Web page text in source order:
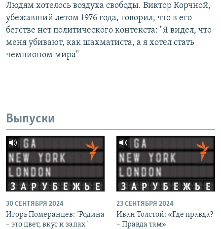
Людям хотелось воздуха свободы. Виктор Корчной,
убежавший летом 1976 года, говорил, что в его
бегстве нет политического контекста: "Я видел, что
меня убивают, как шахматиста, а я хотел стать
чемпионом мира"
Выпуски
30 СЕНТЯБРЯ 2024
Игорь Померанцев: "Родина
– это цвет, вкус и запах"
23 СЕНТЯБРЯ 2024
Иван Толстой: «Где правда?
– Правда там»